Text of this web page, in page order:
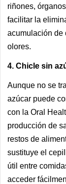
riñones,
facilitar la
acumulación de
olores.
4. Chicle sin
Aunque no se
azúcar puede
con la Oral
producción de
restos de
sustituye el
útil entre
acceder